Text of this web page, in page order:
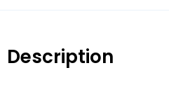
Description